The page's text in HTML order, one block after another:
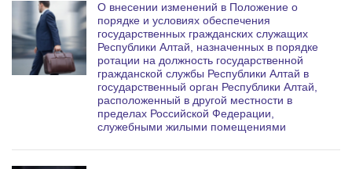
О внесении изменений в Положение о
порядке и условиях обеспечения
государственных гражданских служащих
Республики Алтай, назначенных в порядке
ротации на должность государственной
гражданской службы Республики Алтай в
государственный орган Республики Алтай,
расположенный в другой местности в
пределах Российской Федерации,
служебными жилыми помещениями